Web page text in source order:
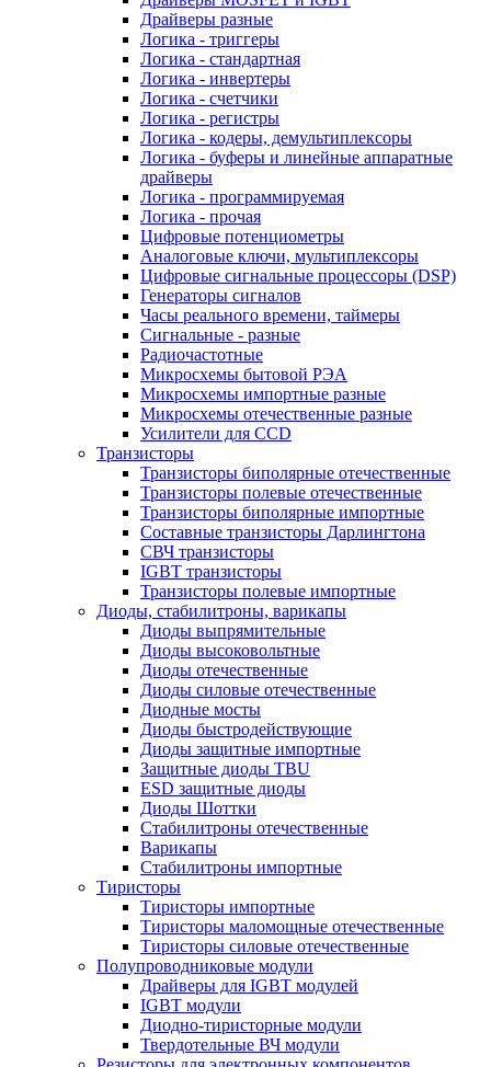
Драйверы разные
Логика - триггеры
Логика - стандартная
Логика - инвертеры
Логика - счетчики
Логика - регистры
Логика - кодеры, демультиплексоры
Логика - буферы и линейные аппаратные
драйверы
Логика - программируемая
Логика - прочая
Цифровые потенциометры
Аналоговые ключи, мультиплексоры
Цифровые сигнальные процессоры (DSP)
Генераторы сигналов
Часы реального времени, таймеры
Сигнальные - разные
Радиочастотные
Микросхемы бытовой РЭА
Микросхемы импортные разные
Микросхемы отечественные разные
Усилители для CCD
Транзисторы
Транзисторы биполярные отечественные
Транзисторы полевые отечественные
Транзисторы биполярные импортные
Составные транзисторы Дарлингтона
СВЧ транзисторы
IGBT транзисторы
Транзисторы полевые импортные
Диоды, стабилитроны, варикапы
Диоды выпрямительные
Диоды высоковольтные
Диоды отечественные
Диоды силовые отечественные
Диодные мосты
Диоды быстродействующие
Диоды защитные импортные
Защитные диоды TBU
ESD защитные диоды
Диоды Шоттки
Стабилитроны отечественные
Варикапы
Стабилитроны импортные
Тиристоры
Тиристоры импортные
Тиристоры маломощные отечественные
Тиристоры силовые отечественные
Полупроводниковые модули
Драйверы для IGBT модулей
IGBT модули
Диодно-тиристорные модули
Твердотельные ВЧ модули